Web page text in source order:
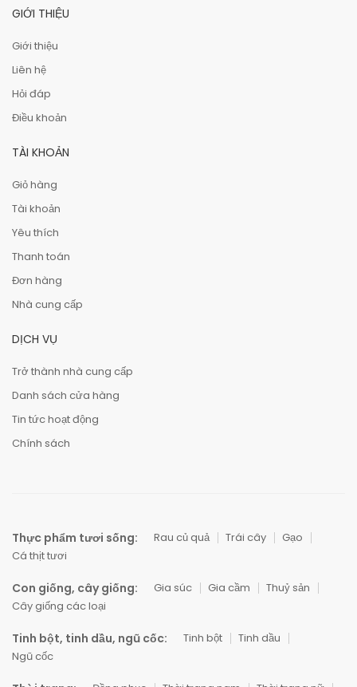
GIỚI THIỆU
Giới thiệu
Liên hệ
Hỏi đáp
Điều khoản
TÀI KHOẢN
Giỏ hàng
Tài khoản
Yêu thích
Thanh toán
Đơn hàng
Nhà cung cấp
DỊCH VỤ
Trở thành nhà cung cấp
Danh sách cửa hàng
Tin tức hoạt động
Chính sách
Thực phẩm tươi sống: Rau củ quả Trái cây
Gạo
Cá thịt tươi
Con giống, cây giống: Gia súc Gia cầm
Thuỷ sản
Cây giống các loại
Tinh bột, tinh dầu, ngũ cốc: Tinh bột
Tinh dầu
Ngũ cốc